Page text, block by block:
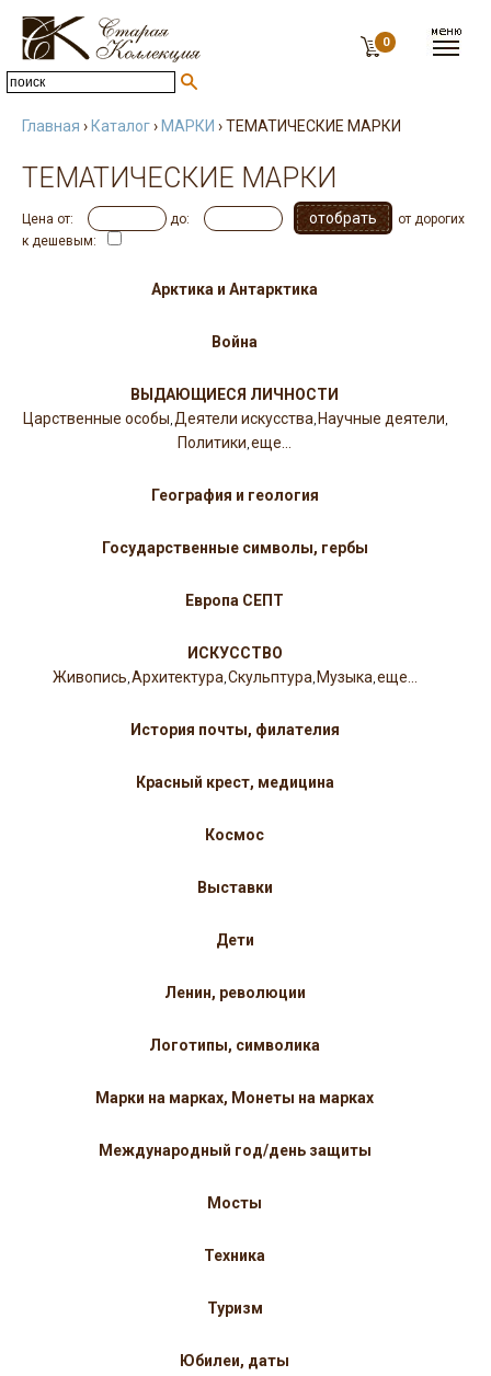
0
Главная › Каталог› МАРКИ › ТЕМАТИЧЕСКИЕ МАРКИ
ТЕМАТИЧЕСКИЕ МАРКИ
Цена от: до:
от дорогих
к дешевым:
Арктика и Антарктика
Война
ВЫДАЮЩИЕСЯ ЛИЧНОСТИ
Царственные особы,Деятели искусства, Научные деятели,
Политики,еще...
География и геология
Государственные символы, гербы
Европа СЕПТ
ИСКУССТВО
Живопись,Архитектура,Скульптура, Музыка,еще...
История почты, филателия
Красный крест, медицина
Космос
Выставки
Дети
Ленин, революции
Логотипы, символика
Марки на марках, Монеты на марках
Международный год/день защиты
Мосты
Техника
Туризм
Юбилеи, даты